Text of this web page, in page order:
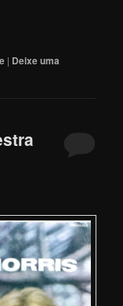
| Deixe uma